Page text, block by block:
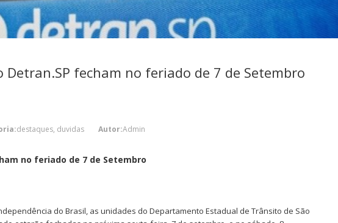
Detran.SP fecham no feriado de 7 de Setembro
destaques, duvidas Autor:Admin
no feriado de 7 de Setembro
do Brasil, as unidades do Departamento Estadual de Trânsito de São